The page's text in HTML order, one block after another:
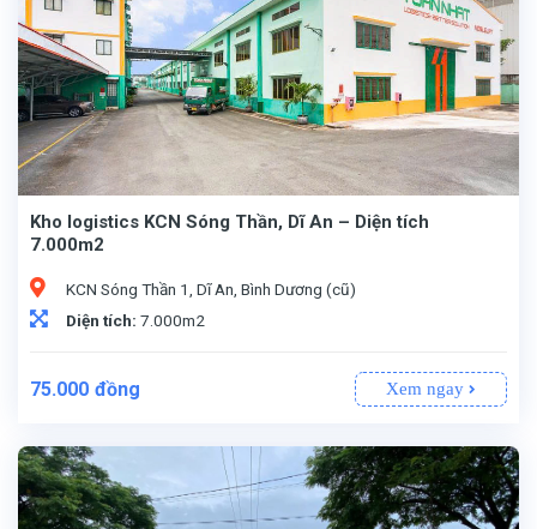
Kho logistics KCN Sóng Thần, Dĩ An – Diện tích
7.000m2
KCN Sóng Thần 1, Dĩ An, Bình Dương (cũ)
Diện tích: 7.000m2
75.000 đồng Xem ngay